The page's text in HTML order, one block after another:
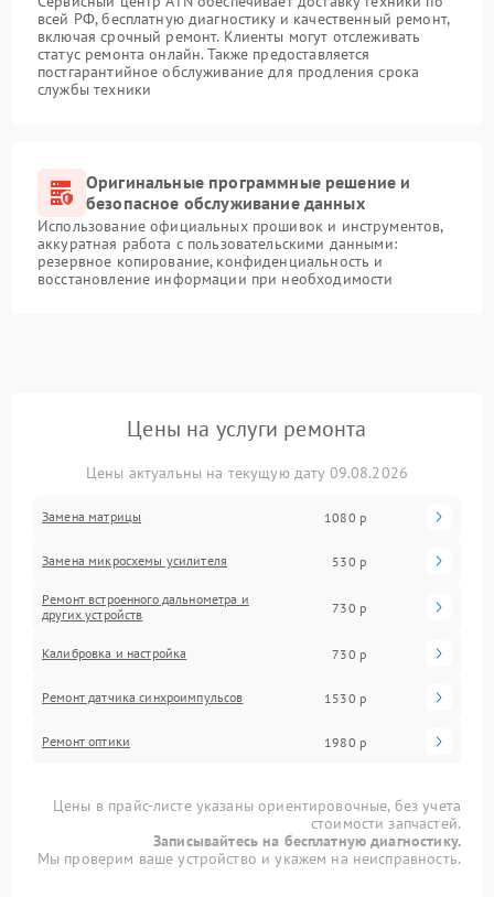
всей РФ, бесплатную диагностику и качественный ремонт,
включая срочный ремонт. Клиенты могут отслеживать
статус ремонта онлайн. Также предоставляется
постгарантийное обслуживание для продления срока
службы техники
Оригинальные программные решение и
безопасное обслуживание данных
Использование официальных прошивок и инструментов,
аккуратная работа с пользовательскими данными:
резервное копирование, конфиденциальность и
восстановление информации при необходимости
Цены на услуги ремонта
Цены актуальны на текущую дату 09.08.2026
Замена матрицы 1080 р
Замена микросхемы усилителя 530 р
Ремонт встроенного дальнометра и
других устройств
730 р
Калибровка и настройка 730 р
Ремонт датчика синхроимпульсов 1530 р
Ремонт оптики 1980 р
Цены в прайс-листе указаны ориентировочные, без учета
стоимости запчастей.
Записывайтесь на бесплатную диагностику.
Мы проверим ваше устройство и укажем на неисправность.